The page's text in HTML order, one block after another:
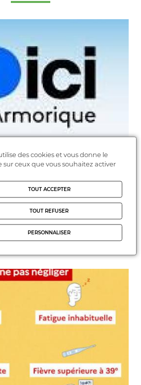
malgré la canicule:
...
sur les inquiétudes des parents
de français du DNB Brevet
...
des cookies et vous donne le
sur ceux que vous souhaitez activer
TOUT ACCEPTER
TOUT REFUSER
PERSONNALISER